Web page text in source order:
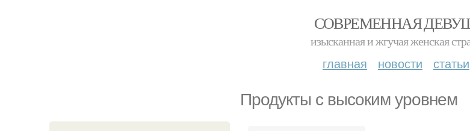
СОВРЕМЕННАЯ
изысканная и жгучая женская
главная новости статьи
Продукты с высоким уровнем